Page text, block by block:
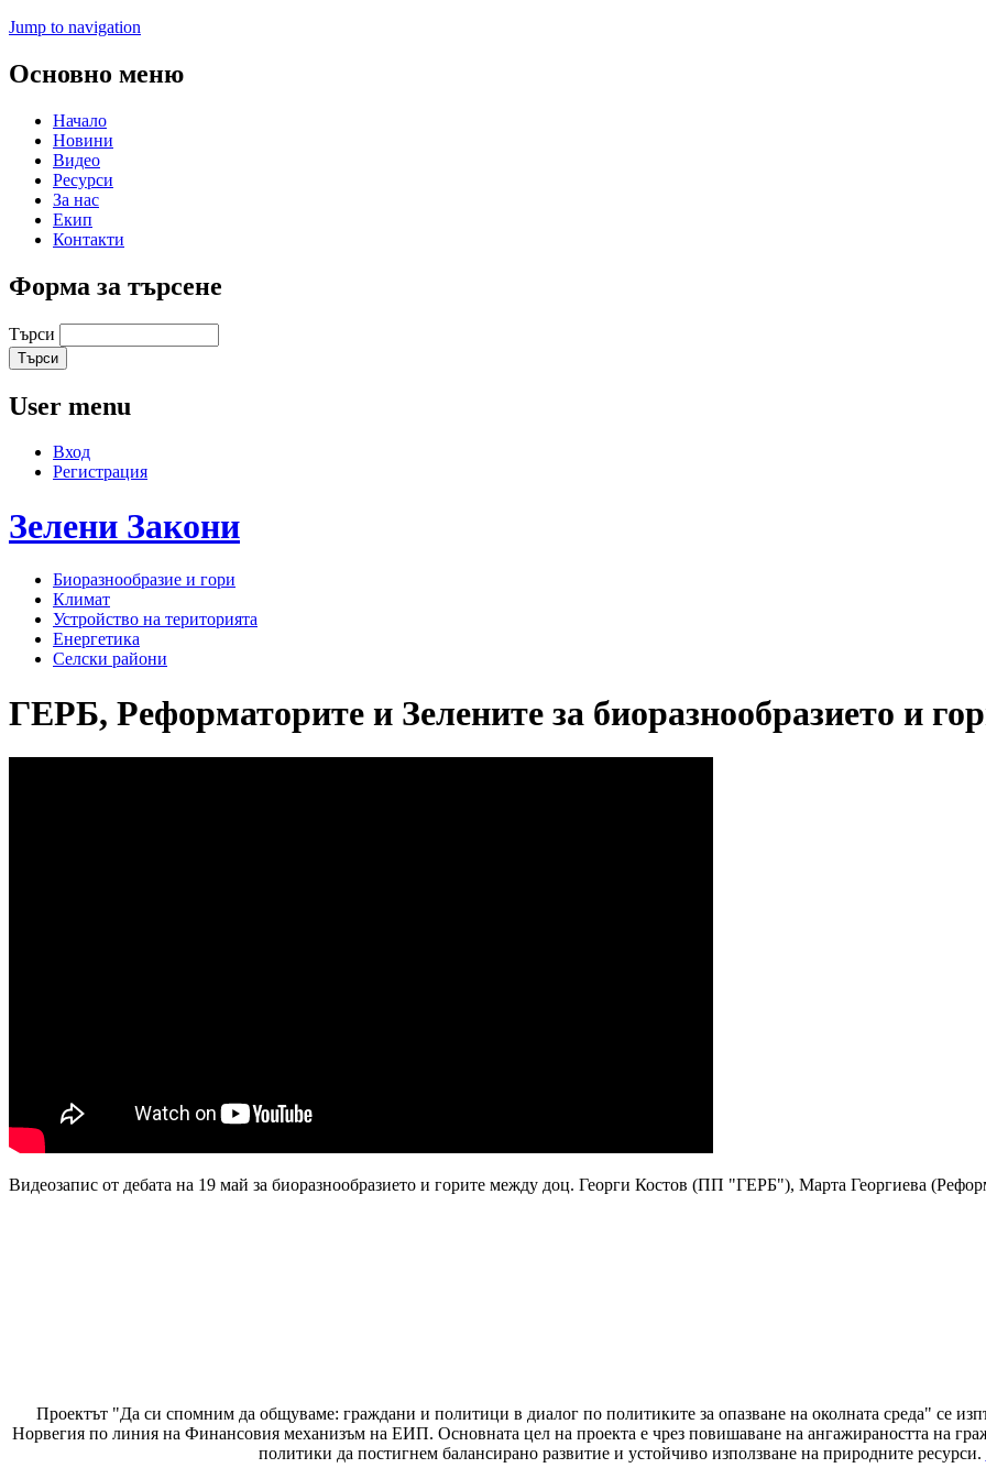
Jump to navigation
Основно меню
Начало
Новини
Видео
Ресурси
За нас
Екип
Контакти
Форма за търсене
Търси
User menu
Вход
Регистрация
Зелени Закони
Биоразнообразие и гори
Климат
Устройство на територията
Енергетика
Селски райони
ГЕРБ, Реформаторите и Зелените за биоразнообразието и
Видеозапис от дебата на 19 май за биоразнообразието и горите между доц. Георги Костов (ПП "ГЕРБ"), Марта Георгиева
Проектът "Да си спомним да общуваме: граждани и политици в диалог по политиките за опазване на околната среда" се
Норвегия по линия на Финансовия механизъм на ЕИП. Основната цел на проекта е чрез повишаване на ангажираността на
политики да постигнем балансирано развитие и устойчиво използване на природните ресурси.